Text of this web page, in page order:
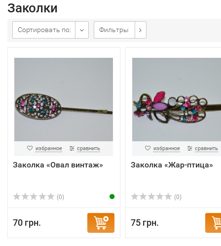
Заколки
Сортировать по: Фильтры
избранное сравнить
Заколка «Овал винтаж»
(0)
70 грн.
избранное сравнить
Заколка «Жар-птица»
(0)
75 грн.